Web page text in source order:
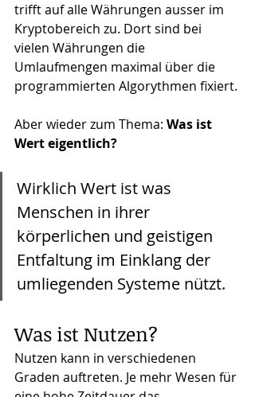
trifft auf alle Währungen ausser im
Kryptobereich zu. Dort sind bei
vielen Währungen die
Umlaufmengen maximal über die
programmierten Algorythmen fixiert.
Aber wieder zum Thema: Was ist
Wert eigentlich?
Wirklich Wert ist was
Menschen in ihrer
körperlichen und geistigen
Entfaltung im Einklang der
umliegenden Systeme nützt.
Was ist Nutzen?
Nutzen kann in verschiedenen
Graden auftreten. Je mehr Wesen für